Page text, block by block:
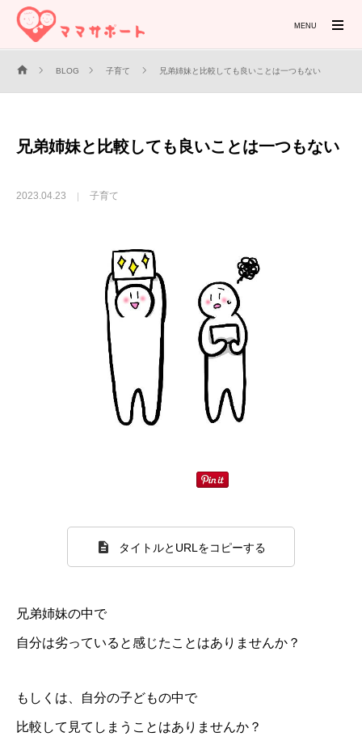
BLOG 子育て 兄弟姉妹と比較しても良いことは一つもない
兄弟姉妹と比較しても良いことは一つもない
2023.04.23 子育て
タイトルとURLをコピーする
兄弟姉妹の中で
自分は劣っていると感じたことはありませんか？
もしくは、自分の子どもの中で
比較して見てしまうことはありませんか？
MENU